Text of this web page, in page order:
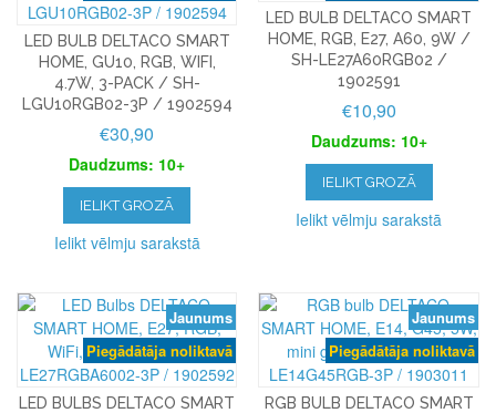
LED BULB DELTACO SMART
HOME, GU10, RGB, WIFI,
4.7W, 3-PACK / SH-
LGU10RGB02-3P / 1902594
€30,90
Daudzums: 10+
IELIKT GROZĀ
Ielikt vēlmju sarakstā
LED BULB DELTACO SMART
HOME, RGB, E27, A60, 9W /
SH-LE27A60RGB02 /
1902591
€10,90
Daudzums: 10+
IELIKT GROZĀ
Ielikt vēlmju sarakstā
Jaunums
Piegādātāja noliktavā
LED BULBS DELTACO SMART
Jaunums
Piegādātāja noliktavā
RGB BULB DELTACO SMART